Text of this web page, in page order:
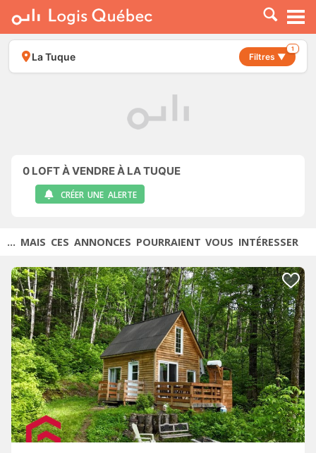
À LOUER
À VENDRE
PLACER UNE ANNONCE
La Tuque Filtres ▼
1
0 LOFT À VENDRE À LA TUQUE
CRÉER UNE ALERTE
... MAIS CES ANNONCES POURRAIENT VOUS INTÉRESSER